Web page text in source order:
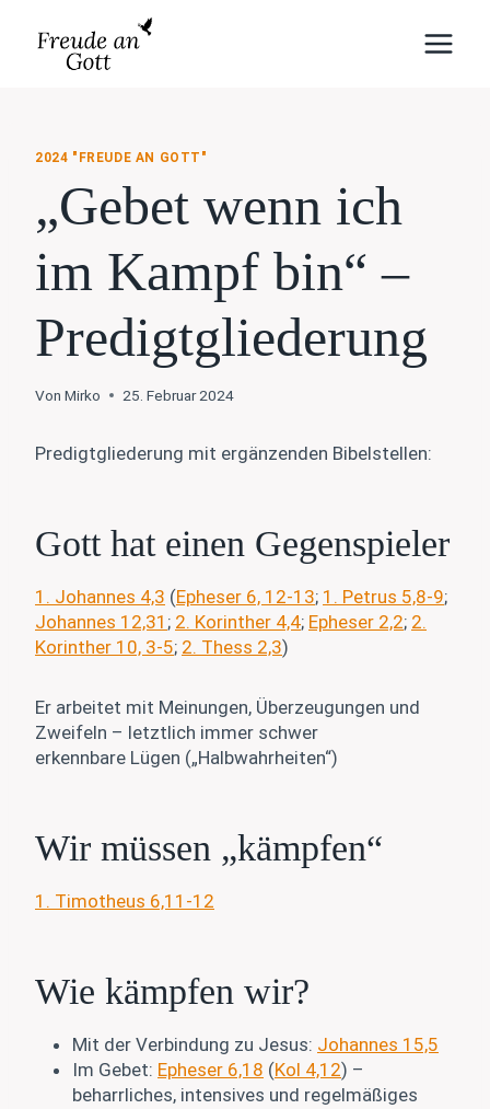
Inhalt
springen
2024 "FREUDE AN GOTT"
„Gebet wenn ich
im Kampf bin“ –
Predigtgliederung
Von Mirko 25. Februar 2024
Predigtgliederung mit ergänzenden Bibelstellen:
Gott hat einen Gegenspieler
1. Johannes 4,3 (Epheser 6, 12-13; 1. Petrus 5,8-9;
Johannes 12,31 ; 2. Korinther 4,4; Epheser 2,2; 2.
Korinther 10, 3-5; 2. Thess 2,3)
Er arbeitet mit Meinungen, Überzeugungen und
Zweifeln – letztlich immer schwer
erkennbare Lügen („Halbwahrheiten“)
Wir müssen „kämpfen“
1. Timotheus 6,11-12
Wie kämpfen wir?
Mit der Verbindung zu Jesus: Johannes 15,5
Im Gebet: Epheser 6,18 (Kol 4,12) –
beharrliches, intensives und regelmäßiges